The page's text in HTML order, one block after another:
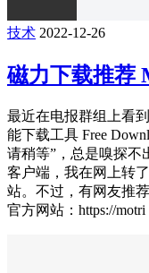
技术 2022-12-26
磁力下载推荐
最近在电报群组上看
能下载工具 Free
请稍等”，总是嗅探不
客户端，我在网上转
站。不过，有网友推
官方网站：https://motri